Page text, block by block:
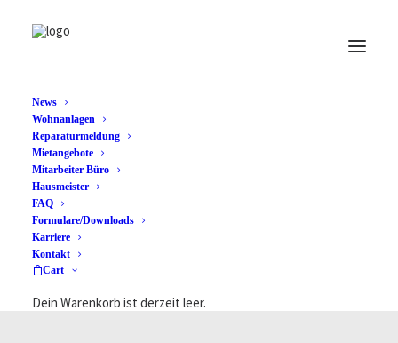
News
Wohnanlagen
Reparaturmeldung
Mietangebote
Mitarbeiter Büro
Hausmeister
FAQ
Formulare/Downloads
Karriere
Kontakt
Cart
Dein Warenkorb ist derzeit leer.